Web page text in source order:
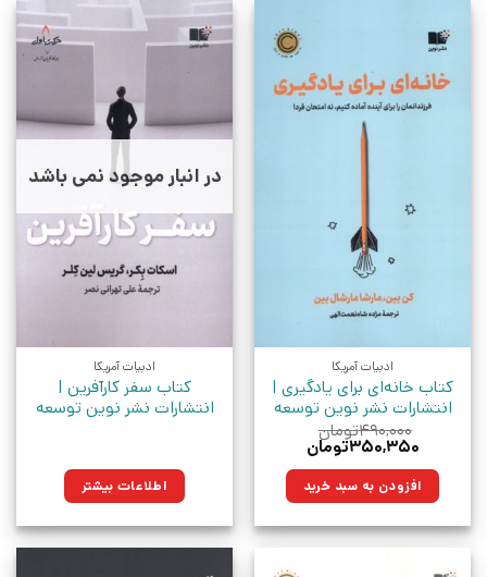
ادبیات آمریکا
کتاب خانه‌ای برای یادگیری |
انتشارات نشر نوین توسعه
۴۹۰,۰۰۰تومان
قیمت
۴۹۰,۰۰۰تومان
بود.
۳۵۰,۳۵۰تومان
۳۵۰,۳۵۰تومان. افزودن به سبد خرید
در انبار موجود نمی باشد
ادبیات آمریکا
کتاب سفر کارآفرین |
انتشارات نشر نوین توسعه
اطلاعات بیشتر